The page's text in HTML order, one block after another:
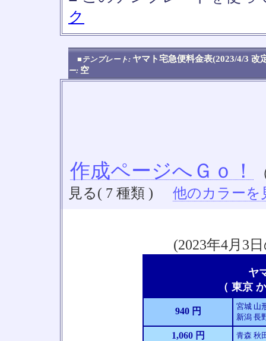
ク
■テンプレート: ヤマト宅急便料金表(2023/4/3
ー: 空
作成ページへＧｏ！
見る( 7 種類 )
他のカラーを
(2023年4月3
ヤ
（ 東京
940 円
宮城 山
新潟 長
1,060 円 青森 秋